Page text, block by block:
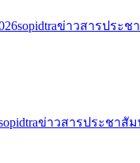
sopidtraข่าวสารประช
ข่าวสารประชาสั